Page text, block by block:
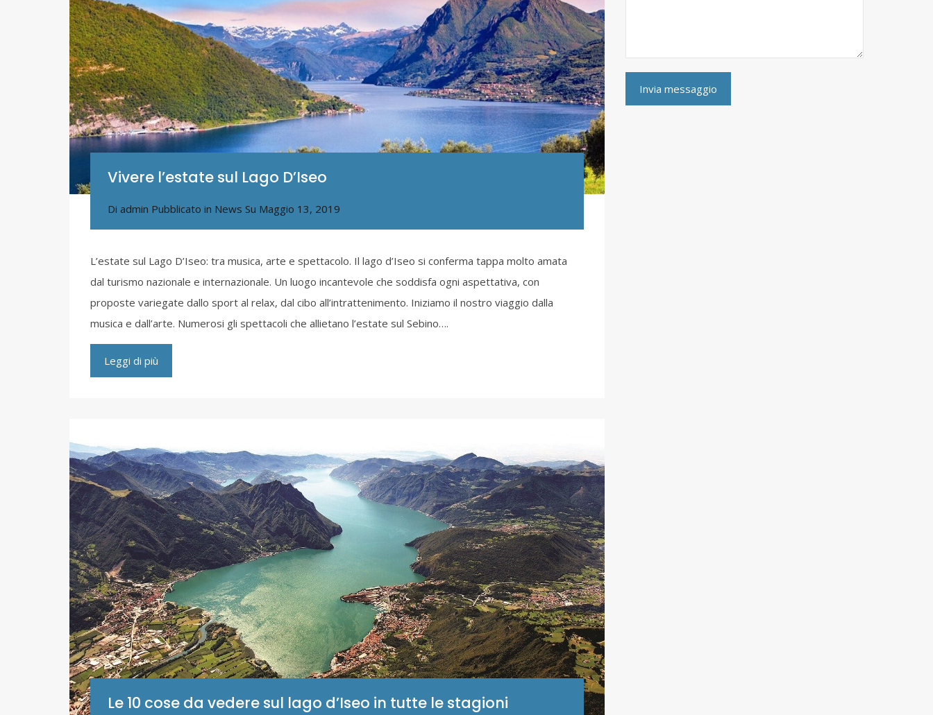
Vivere l’estate sul Lago D’Iseo
Di admin Pubblicato in News Su Maggio 13, 2019
L’estate sul Lago D’Iseo: tra musica, arte e spettacolo. Il lago d’Iseo si conferma tappa molto amata
dal turismo nazionale e internazionale. Un luogo incantevole che soddisfa ogni aspettativa, con
proposte variegate dallo sport al relax, dal cibo all’intrattenimento. Iniziamo il nostro viaggio dalla
musica e dall’arte. Numerosi gli spettacoli che allietano l’estate sul Sebino….
Leggi di più
Le 10 cose da vedere sul lago d’Iseo in tutte le stagioni